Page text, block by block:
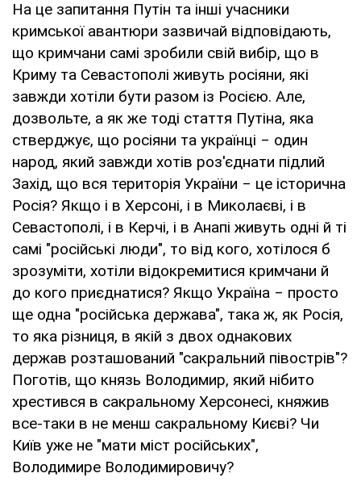
На це запитання Путін та інші учасники
кримської авантюри зазвичай відповідають,
що кримчани самі зробили свій вибір, що в
Криму та Севастополі живуть росіяни, які
завжди хотіли бути разом із Росією. Але,
дозвольте, а як же тоді стаття Путіна, яка
стверджує, що росіяни та українці ‒ один
народ, який завжди хотів роз'єднати підлий
Захід, що вся територія України ‒ це історична
Росія? Якщо і в Херсоні, і в Миколаєві, і в
Севастополі, і в Керчі, і в Анапі живуть одні й ті
самі "російські люди", то від кого, хотілося б
зрозуміти, хотіли відокремитися кримчани й
до кого приєднатися? Якщо Україна ‒ просто
ще одна "російська держава", така ж, як Росія,
то яка різниця, в якій з двох однакових
держав розташований "сакральний півострів"?
Поготів, що князь Володимир, який нібито
хрестився в сакральному Херсонесі, княжив
все-таки в не менш сакральному Києві? Чи
Київ уже не "мати міст російських",
Володимире Володимировичу?